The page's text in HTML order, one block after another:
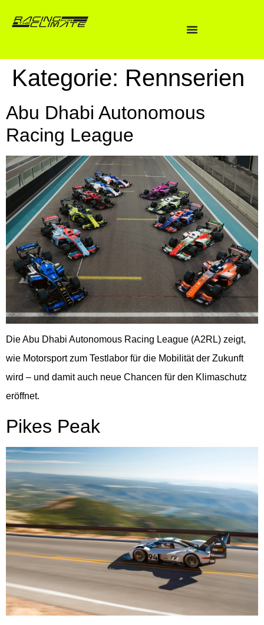
Kategorie: Rennserien
Abu Dhabi Autonomous
Racing League
Die Abu Dhabi Autonomous Racing League (A2RL) zeigt,
wie Motorsport zum Testlabor für die Mobilität der Zukunft
wird – und damit auch neue Chancen für den Klimaschutz
eröffnet.
Pikes Peak